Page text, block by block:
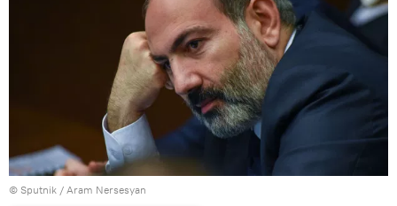
© Sputnik / Aram Nersesyan